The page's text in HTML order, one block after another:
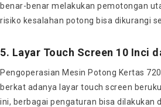
benar-benar melakukan pemotongan
risiko kesalahan potong bisa dikurangi
5. Layar Touch Screen 10 Inci
Pengoperasian Mesin Potong Kertas
berkat adanya layar touch screen
ini, berbagai pengaturan bisa dilakukan